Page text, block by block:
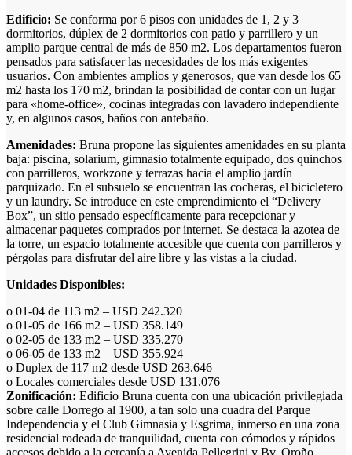
Edificio: Se conforma por 6 pisos con unidades de 1, 2 y 3
dormitorios, dúplex de 2 dormitorios con patio y parrillero y un
amplio parque central de más de 850 m2. Los departamentos fueron
pensados para satisfacer las necesidades de los más exigentes
usuarios. Con ambientes amplios y generosos, que van desde los 65
m2 hasta los 170 m2, brindan la posibilidad de contar con un lugar
para «home-office», cocinas integradas con lavadero independiente
y, en algunos casos, baños con antebaño.
Amenidades: Bruna propone las siguientes amenidades en su planta
baja: piscina, solarium, gimnasio totalmente equipado, dos quinchos
con parrilleros, workzone y terrazas hacia el amplio jardín
parquizado. En el subsuelo se encuentran las cocheras, el bicicletero
y un laundry. Se introduce en este emprendimiento el “Delivery
Box”, un sitio pensado específicamente para recepcionar y
almacenar paquetes comprados por internet. Se destaca la azotea de
la torre, un espacio totalmente accesible que cuenta con parrilleros y
pérgolas para disfrutar del aire libre y las vistas a la ciudad.
Unidades Disponibles:
o 01-04 de 113 m2 – USD 242.320
o 01-05 de 166 m2 – USD 358.149
o 02-05 de 133 m2 – USD 335.270
o 06-05 de 133 m2 – USD 355.924
o Duplex de 117 m2 desde USD 263.646
o Locales comerciales desde USD 131.076
Zonificación: Edificio Bruna cuenta con una ubicación privilegiada
sobre calle Dorrego al 1900, a tan solo una cuadra del Parque
Independencia y el Club Gimnasia y Esgrima, inmerso en una zona
residencial rodeada de tranquilidad, cuenta con cómodos y rápidos
accesos debido a la cercanía a Avenida Pellegrini y Bv. Oroño.